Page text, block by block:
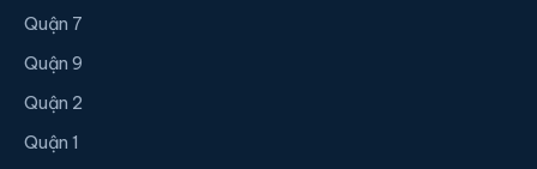
Quận 7
Quận 9
Quận 2
Quận 1